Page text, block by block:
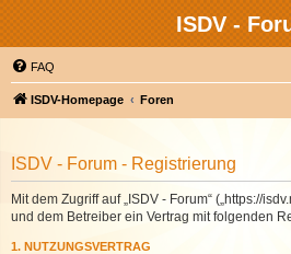
ISDV -
FAQ
ISDV-Homepage Foren
ISDV - Forum - Registrierung
Mit dem Zugriff auf „ISDV - Forum“ („https://
und dem Betreiber ein Vertrag mit folgenden
1. NUTZUNGSVERTRAG